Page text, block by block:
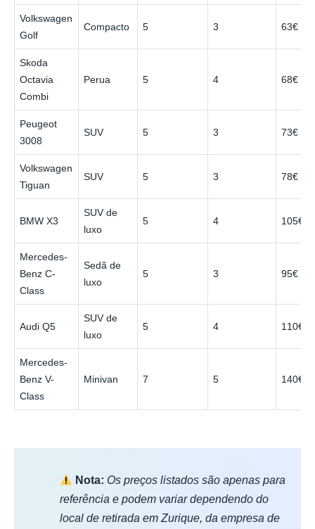
Volkswagen
Golf
Compacto 5 3 63€
Skoda
Octavia
Combi
Perua 5 4 68€
Peugeot
3008
SUV 5 3 73€
Volkswagen
Tiguan
SUV 5 3 78€
BMW X3
SUV de
luxo
5 4 105€
Mercedes-
Benz C-
Class
Sedã de
luxo
5 3 95€
Audi Q5
SUV de
luxo
5 4 110€
Mercedes-
Benz V-
Class
Minivan 7 5 140€
Nota: Os preços listados são apenas para
referência e podem variar dependendo do
local de retirada em Zurique, da empresa de